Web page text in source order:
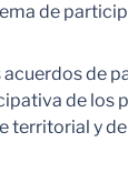
de
de
de los
territorial y